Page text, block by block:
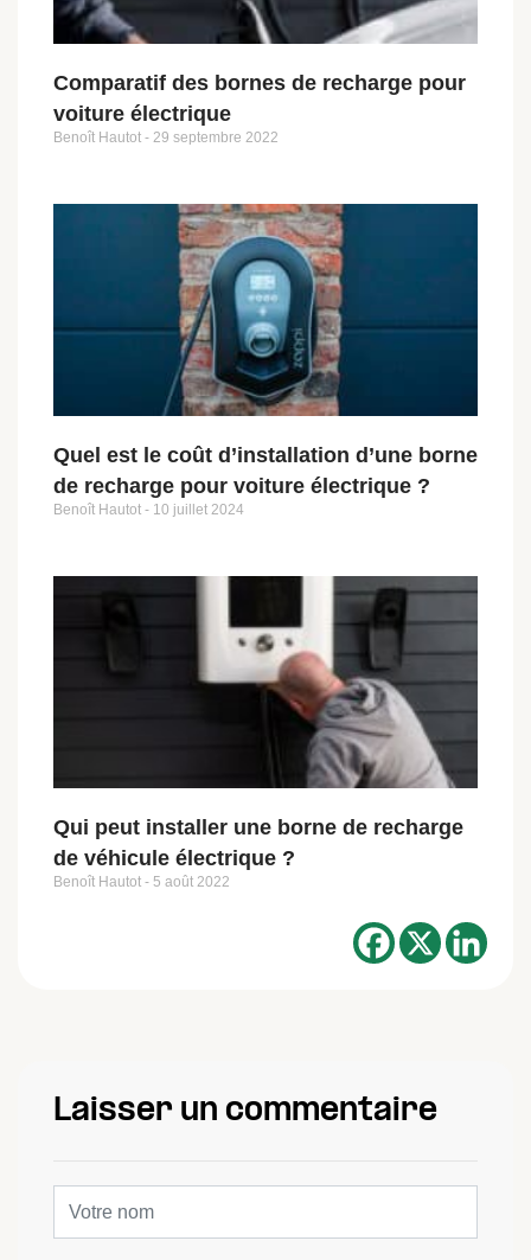
Comparatif des bornes de recharge pour
voiture électrique
Benoît Hautot 29 septembre 2022
Quel est le coût d’installation d’une borne
de recharge pour voiture électrique ?
Benoît Hautot 10 juillet 2024
Qui peut installer une borne de recharge
de véhicule électrique ?
Benoît Hautot 5 août 2022
Laisser un commentaire